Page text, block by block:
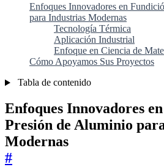
Enfoques Innovadores en
para Industrias Modernas
Tecnología Térmica
Aplicación Industrial
Enfoque en Ciencia de
Cómo Apoyamos Sus Proyectos
Tabla de contenido
Enfoques Innovadores
Presión de Aluminio
Modernas
#